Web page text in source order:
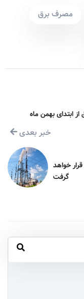
مصرف برق
از ابتدای بهمن ماه
خبر بعدی
تا افق ۱۴۲۰ در مدار قرار خواهد
گرفت